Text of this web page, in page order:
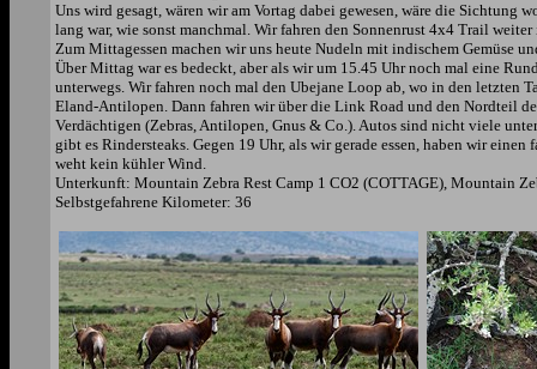
Uns wird gesagt, wären wir am Vortag dabei gewesen, wäre die Sichtung
lang war, wie sonst manchmal. Wir fahren den Sonnenrust 4x4 Trail
Zum Mittagessen machen wir uns heute Nudeln mit indischem Gemüse
Über Mittag war es bedeckt, aber als wir um 15.45 Uhr noch mal eine
unterwegs. Wir fahren noch mal den Ubejane Loop ab, wo in den letzten
Eland-Antilopen. Dann fahren wir über die Link Road und den Nordteil
Verdächtigen (Zebras, Antilopen, Gnus & Co.). Autos sind nicht viele
gibt es Rindersteaks. Gegen 19 Uhr, als wir gerade essen, haben wir
weht kein kühler Wind.
Unterkunft: Mountain Zebra Rest Camp 1 CO2 (COTTAGE), Mountain
Selbstgefahrene Kilometer: 36